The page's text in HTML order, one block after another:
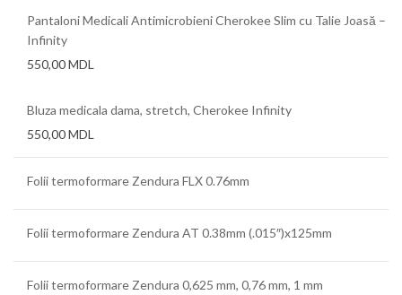
Pantaloni Medicali Antimicrobieni Cherokee Slim cu Talie Joasă –
Infinity
550,00MDL
Bluza medicala dama, stretch, Cherokee Infinity
550,00MDL
Folii termoformare Zendura FLX 0.76mm
Folii termoformare Zendura AT 0.38mm (.015″)x125mm
Folii termoformare Zendura 0,625 mm, 0,76 mm, 1 mm